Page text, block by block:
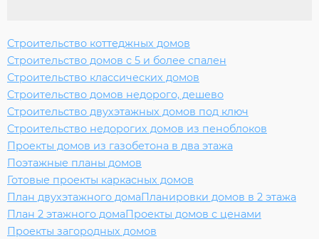
Строительство коттеджных домов
Строительство домов с 5 и более спален
Строительство классических домов
Строительство домов недорого, дешево
Строительство двухэтажных домов под ключ
Строительство недорогих домов из пеноблоков
Проекты домов из газобетона в два этажа
Поэтажные планы домов
Готовые проекты каркасных домов
План двухэтажного домаПланировки домов в 2 этажа
План 2 этажного домаПроекты домов с ценами
Проекты загородных домов